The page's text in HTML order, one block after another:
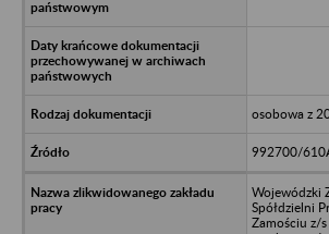
osobowa z
992700/
Wojewódzki
Spółdzielni
Zamościu z/